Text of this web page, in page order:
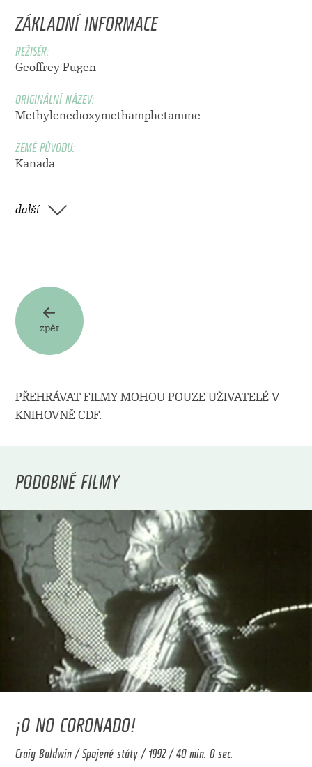
ZÁKLADNÍ INFORMACE
REŽISÉR:
Geoffrey Pugen
ORIGINÁLNÍ NÁZEV:
Methylenedioxymethamphetamine
ZEMĚ PŮVODU:
Kanada
další
zpět
PŘEHRÁVAT FILMY MOHOU POUZE UŽIVATELÉ V
KNIHOVNĚ CDF.
PODOBNÉ FILMY
¡O NO CORONADO!
Craig Baldwin / Spojené státy / 1992 / 40 min. 0 sec.